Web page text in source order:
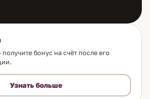
бонус на счёт после его
Узнать больше